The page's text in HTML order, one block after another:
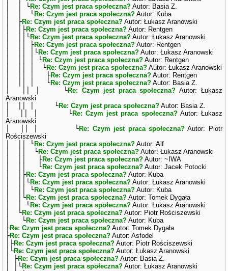
│ │ └Re: Czym jest praca społeczna? Autor: Basia Z.
│ │ └Re: Czym jest praca społeczna? Autor: Kuba
│ ├Re: Czym jest praca społeczna? Autor: Łukasz Aranowski
│ │├Re: Czym jest praca społeczna? Autor: Rentgen
│ ││└Re: Czym jest praca społeczna? Autor: Łukasz Aranowski
│ ││ ├Re: Czym jest praca społeczna? Autor: Rentgen
│ ││ │└Re: Czym jest praca społeczna? Autor: Łukasz Aranowski
│ ││ │ └Re: Czym jest praca społeczna? Autor: Rentgen
│ ││ │ └Re: Czym jest praca społeczna? Autor: Łukasz Aranowski
│ ││ │ ├Re: Czym jest praca społeczna? Autor: Rentgen
│ ││ │ └Re: Czym jest praca społeczna? Autor: Basia Z.
│ ││ │ └Re: Czym jest praca społeczna? Autor: Łukasz
Aranowski
│ ││ │ └Re: Czym jest praca społeczna? Autor: Basia Z.
│ ││ │ └Re: Czym jest praca społeczna?Autor: Łukasz
Aranowski
│ ││ │ └Re: Czym jest praca społeczna?Autor: Piotr
Rościszewski
│ ││ └Re: Czym jest praca społeczna? Autor: Alf
│ ││ └Re: Czym jest praca społeczna? Autor: Łukasz Aranowski
│ ││ ├Re: Czym jest praca społeczna? Autor: ~IWA
│ ││ └Re: Czym jest praca społeczna? Autor: Jacek Potocki
│ │├Re: Czym jest praca społeczna? Autor: Kuba
│ ││└Re: Czym jest praca społeczna? Autor: Łukasz Aranowski
│ ││ └Re: Czym jest praca społeczna? Autor: Kuba
│ │└Re: Czym jest praca społeczna? Autor: Tomek Dygała
│ │ └Re: Czym jest praca społeczna? Autor: Łukasz Aranowski
│ └Re: Czym jest praca społeczna? Autor: Piotr Rościszewski
│ └Re: Czym jest praca społeczna? Autor: Kuba
├Re: Czym jest praca społeczna? Autor: Tomek Dygała
├Re: Czym jest praca społeczna? Autor: Asfodel
│├Re: Czym jest praca społeczna? Autor: Piotr Rościszewski
│└Re: Czym jest praca społeczna? Autor: Łukasz Aranowski
│ ├Re: Czym jest praca społeczna? Autor: Basia Z.
│ │└Re: Czym jest praca społeczna? Autor: Łukasz Aranowski